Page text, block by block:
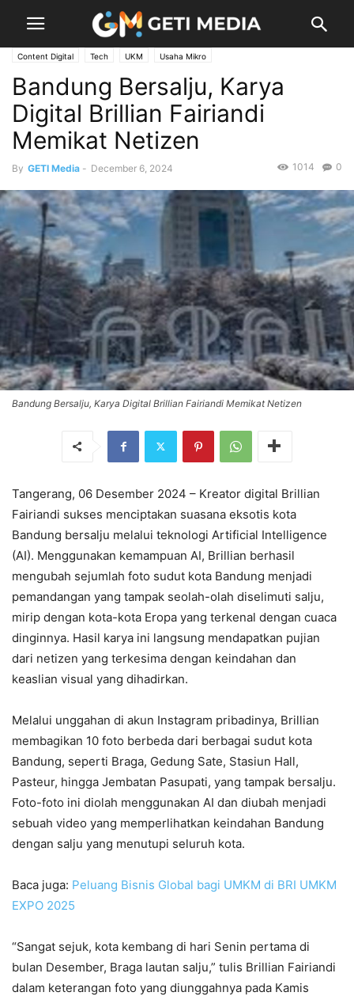
Content Digital Tech UKM Usaha Mikro
Bandung Bersalju, Karya
Digital Brillian Fairiandi
Memikat Netizen
By GETI Media - December 6, 2024 0
1014
Bandung Bersalju, Karya Digital Brillian Fairiandi Memikat Netizen
Tangerang, 06 Desember 2024 – Kreator digital Brillian
Fairiandi sukses menciptakan suasana eksotis kota
Bandung bersalju melalui teknologi Artificial Intelligence
(AI). Menggunakan kemampuan AI, Brillian berhasil
mengubah sejumlah foto sudut kota Bandung menjadi
pemandangan yang tampak seolah-olah diselimuti salju,
mirip dengan kota-kota Eropa yang terkenal dengan cuaca
dinginnya. Hasil karya ini langsung mendapatkan pujian
dari netizen yang terkesima dengan keindahan dan
keaslian visual yang dihadirkan.
Melalui unggahan di akun Instagram pribadinya, Brillian
membagikan 10 foto berbeda dari berbagai sudut kota
Bandung, seperti Braga, Gedung Sate, Stasiun Hall,
Pasteur, hingga Jembatan Pasupati, yang tampak bersalju.
Foto-foto ini diolah menggunakan AI dan diubah menjadi
sebuah video yang memperlihatkan keindahan Bandung
dengan salju yang menutupi seluruh kota.
Baca juga: Peluang Bisnis Global bagi UMKM di BRI UMKM
EXPO 2025
“Sangat sejuk, kota kembang di hari Senin pertama di
bulan Desember, Braga lautan salju,” tulis Brillian Fairiandi
dalam keterangan foto yang diunggahnya pada Kamis